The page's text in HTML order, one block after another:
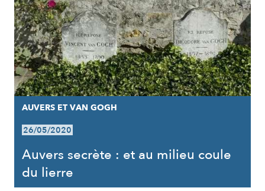
AUVERS ET VAN GOGH
26/05/2020
Auvers secrète : et au milieu coule
du lierre